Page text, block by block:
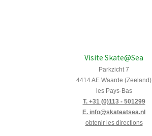
Visite Skate@Sea
Parkzicht 7
4414 AE Waarde (Zeeland)
les Pays-Bas
T. +31 (0)113 - 501299
E. info@skateatsea.nl
obtenir les directions